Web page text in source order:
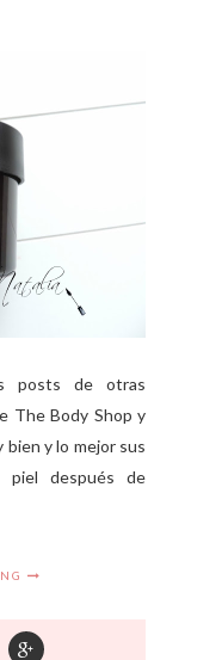
posts de otras
The Body Shop y
bien y lo mejor sus
piel después de